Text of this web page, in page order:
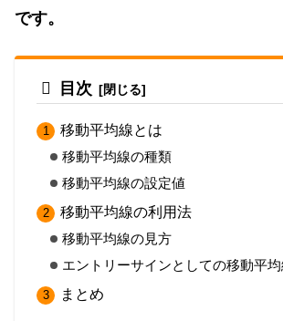
です。
目次
移動平均線とは
移動平均線の種類
移動平均線の設定値
移動平均線の利用法
移動平均線の見方
エントリーサインとしての移動平均
まとめ